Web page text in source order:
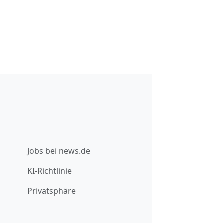
Jobs bei news.de
KI-Richtlinie
Privatsphäre